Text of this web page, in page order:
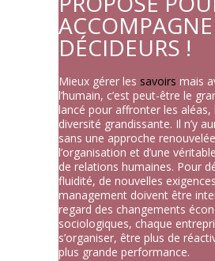
DÉCIDEURS !
Mieux gérer les savoirs mais
l’humain, c’est peut-être le
lancé pour affronter les aléas,
diversité grandissante. Il n’y
sans une approche
l’organisation et d’une
de relations humaines. Pour
fluidité, de nouvelles
management doivent être
regard des changements
sociologiques, chaque
s’organiser, être plus de
plus grande performance.